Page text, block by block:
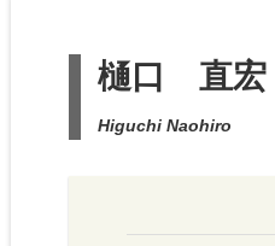
樋口 直宏
Higuchi Naohiro